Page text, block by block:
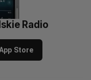
Radio
Store